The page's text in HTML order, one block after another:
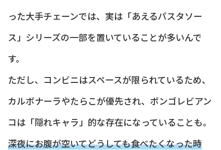
った大手チェーンでは、実は「あえるパスタソー
ス」シリーズの一部を置いていることが多いんで
す。
ただし、コンビニはスペースが限られているため、
カルボナーラやたらこが優先され、ボンゴレビアン
コは「隠れキャラ」的な存在になっていることも。
深夜にお腹が空いてどうしても食べたくなった時